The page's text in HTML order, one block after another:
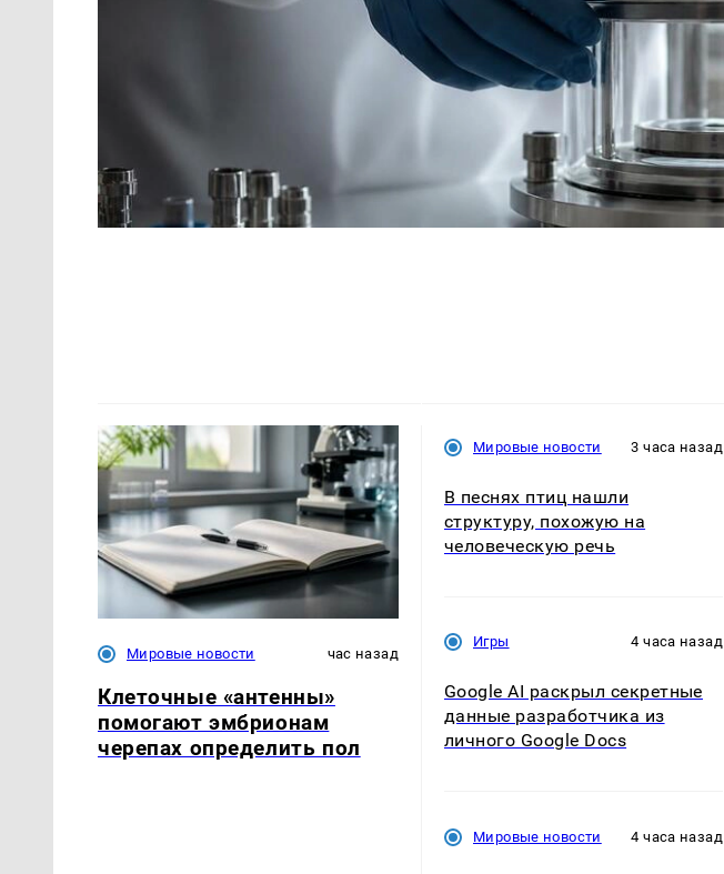
Мировые новости час назад
Клеточные «антенны»
помогают эмбрионам
черепах определить пол
Мировые новости 3 часа назад
В песнях птиц нашли
структуру, похожую на
человеческую речь
Игры 4 часа назад
Google AI раскрыл секретные
данные разработчика из
личного Google Docs
Мировые новости 4 часа назад